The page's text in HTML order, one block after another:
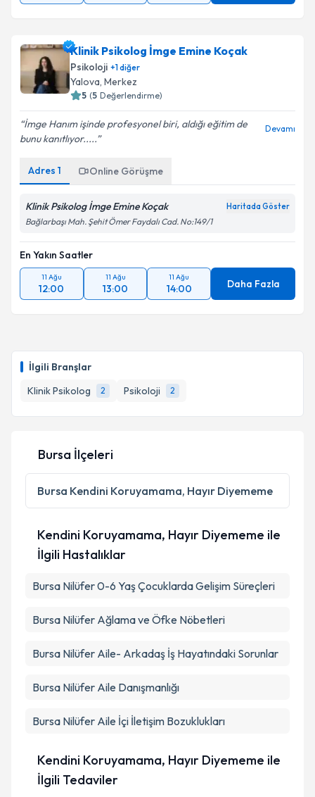
İlgili Branşlar
Klinik Psikolog
2 Psikoloji 2
Klinik Psikolog İmge Emine Koçak
Psikoloji +1diğer
Yalova, Merkez
5 (5 Değerlendirme)
İmge Hanım işinde profesyonel biri, aldığı eğitim de
bunu kanıtlıyor.....
Devamı
Adres 1 Online Görüşme
Klinik Psikolog İmge Emine Koçak Haritada Göster
Bağlarbaşı Mah. Şehit Ömer Faydalı Cad. No:149/1
En Yakın Saatler
11 Ağu
12:00
11 Ağu
13:00
11 Ağu
14:00 Daha Fazla
Bursa İlçeleri
Bursa Kendini Koruyamama, Hayır Diyememe
Kendini Koruyamama, Hayır Diyememe ile
İlgili Hastalıklar
Bursa Nilüfer 0-6 Yaş Çocuklarda Gelişim Süreçleri
Bursa Nilüfer Ağlama ve Öfke Nöbetleri
Bursa Nilüfer Aile- Arkadaş İş Hayatındaki Sorunlar
Bursa Nilüfer Aile Danışmanlığı
Bursa Nilüfer Aile İçi İletişim Bozuklukları
Kendini Koruyamama, Hayır Diyememe ile
İlgili Tedaviler